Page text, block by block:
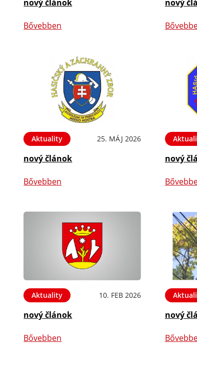
nový článok
Bővebben
nový
Aktuality 25. MÁJ 2026
nový článok
Bővebben
nový
Aktuality 10. FEB 2026
nový článok
Bővebben
nový